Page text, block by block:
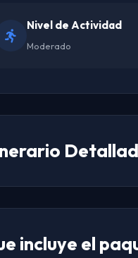
Nivel de Actividad
Moderado
incluye el